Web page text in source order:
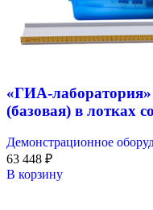
«ГИА-
(базовая) в лотках
Демонстрационное
63 448 ₽
В корзину